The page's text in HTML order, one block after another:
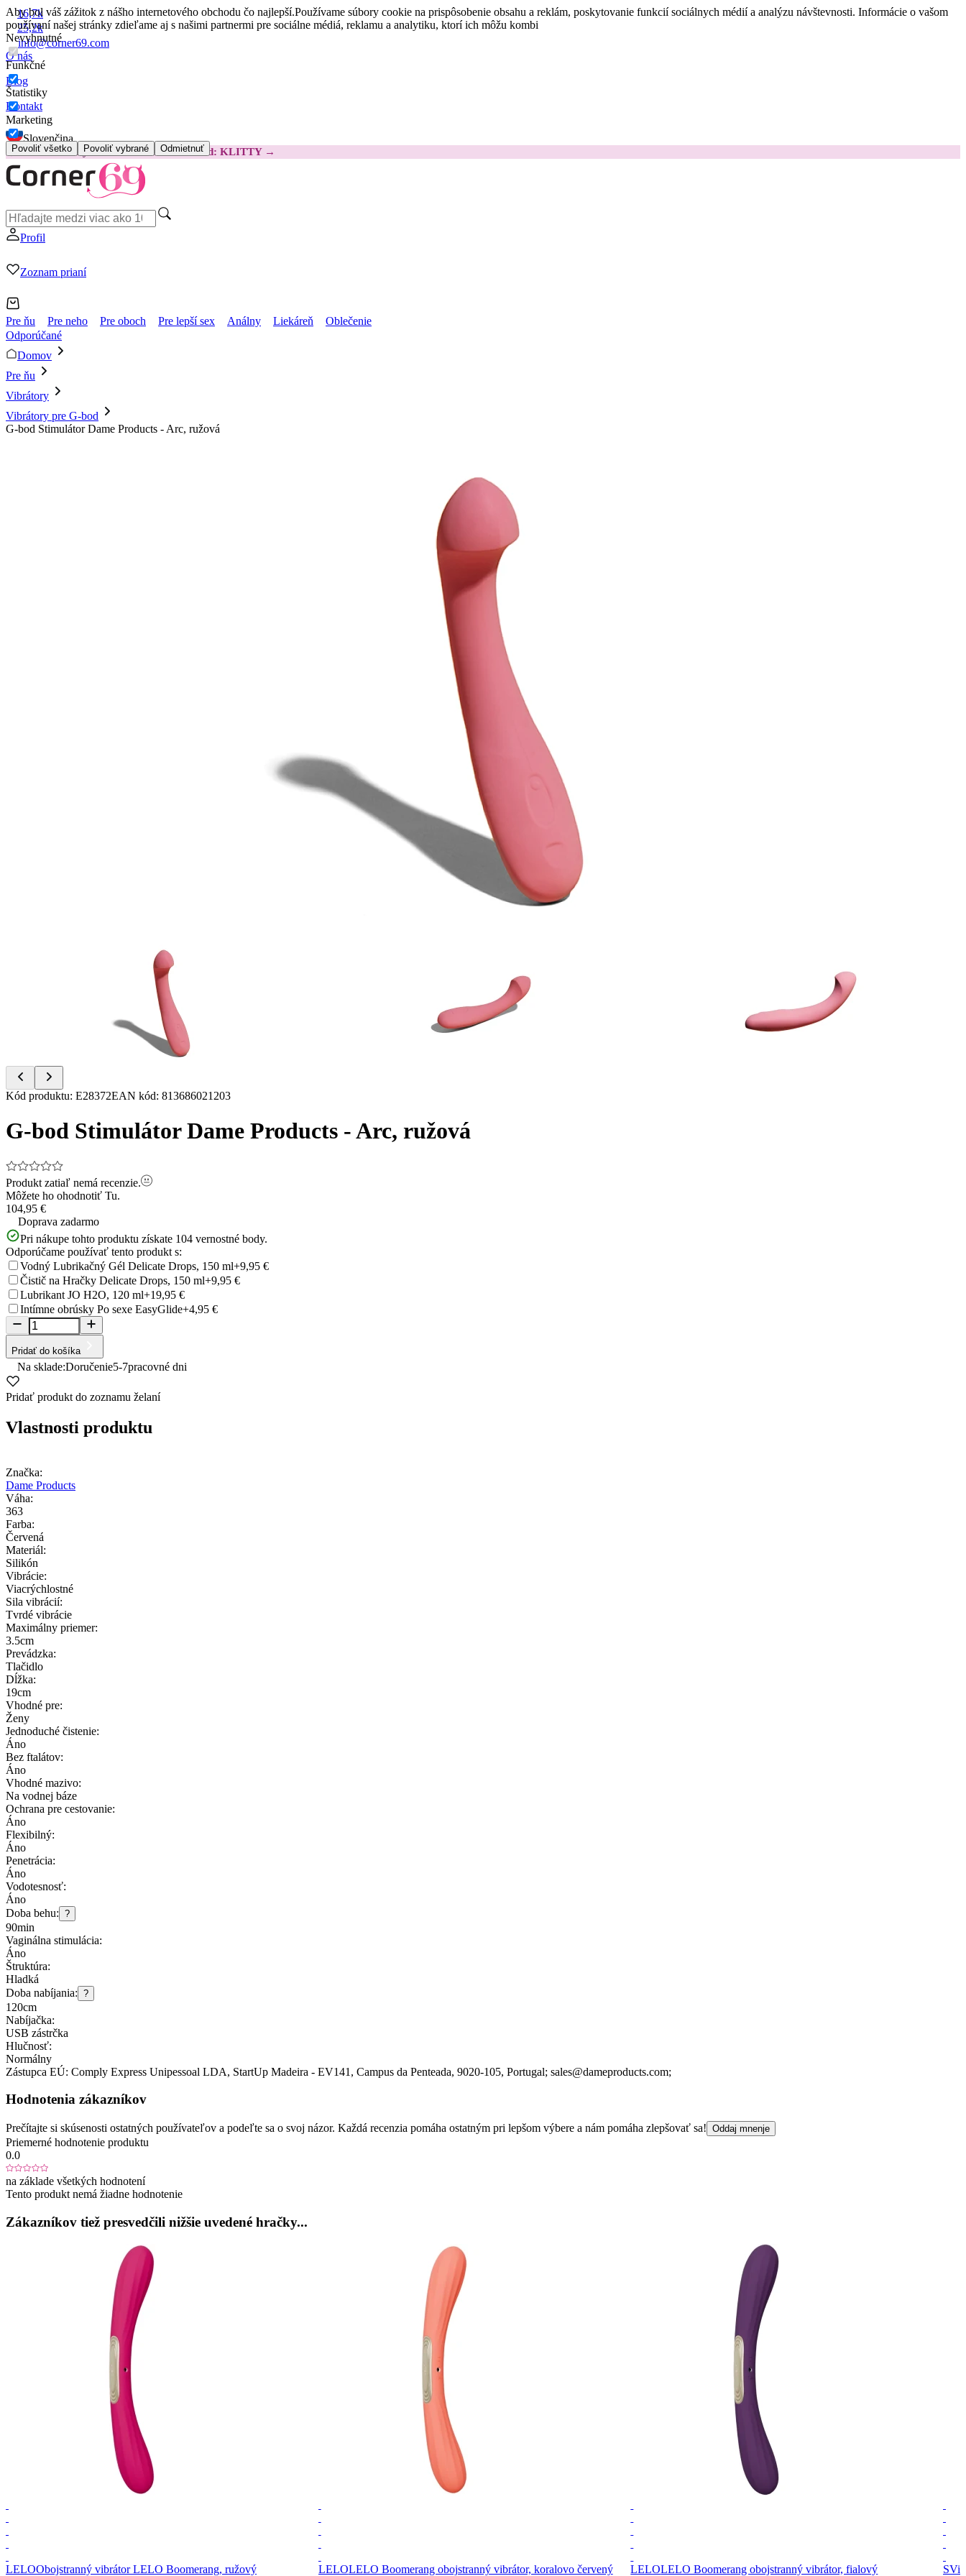
Aby bol váš zážitok z nášho internetového obchodu čo najlepší.Používame súbory cookie na prispôsobenie obsahu a reklám, poskytovanie funkcií sociálnych médií a analýzu návštevnosti. Informácie o vašom
používaní našej stránky zdieľame aj s našimi partnermi pre sociálne médiá, reklamu a analytiku, ktorí ich môžu kombi
Nevyhnutné
Funkčné
Štatistiky
Marketing
Povoliť všetko Povoliť vybrané Odmietnuť
16,7k
25,2k
info@corner69.com
O nás
Blog
Kontakt
Slovenčina
😽Svakom Klitty: O 15 € LACNEJŠIEKód: KLITTY →
Profil
Zoznam prianí
Pre ňu Pre neho Pre oboch Pre lepší sex Análny Liekáreň
Oblečenie
Odporúčané
Domov
Pre ňu
Vibrátory
Vibrátory pre G-bod
G-bod Stimulátor Dame Products - Arc, ružová
Item
of
5
Kód produktu: E28372EAN kód: 813686021203
G-bod Stimulátor Dame Products - Arc, ružová
Produkt zatiaľ nemá recenzie.
Môžete ho ohodnotiť Tu.
104,95 €
Doprava zadarmo
Pri nákupe tohto produktu získate 104 vernostné body.
Odporúčame používať tento produkt s:
Vodný Lubrikačný Gél Delicate Drops, 150 ml+9,95 €
Čistič na Hračky Delicate Drops, 150 ml+9,95 €
Lubrikant JO H2O, 120 ml+19,95 €
Intímne obrúsky Po sexe EasyGlide+4,95 €
Pridať do košíka
Na sklade:Doručenie5-7pracovné dni
Pridať produkt do zoznamu želaní
Vlastnosti produktu
Značka:
Dame Products
Váha:
363
Farba:
Červená
Materiál:
Silikón
Vibrácie:
Viacrýchlostné
Sila vibrácií:
Tvrdé vibrácie
Maximálny priemer:
3.5cm
Prevádzka:
Tlačidlo
Dĺžka:
19cm
Vhodné pre:
Ženy
Jednoduché čistenie:
Áno
Bez ftalátov:
Áno
Vhodné mazivo:
Na vodnej báze
Ochrana pre cestovanie:
Áno
Flexibilný:
Áno
Penetrácia:
Áno
Vodotesnosť:
Áno
Doba behu: ?
90min
Vaginálna stimulácia:
Áno
Štruktúra:
Hladká
Doba nabíjania: ?
120cm
Nabíjačka:
USB zástrčka
Hlučnosť:
Normálny
Zástupca EÚ: Comply Express Unipessoal LDA, StartUp Madeira - EV141, Campus da Penteada, 9020-105, Portugal; sales@dameproducts.com;
Hodnotenia zákazníkov
Prečítajte si skúsenosti ostatných používateľov a podeľte sa o svoj názor. Každá recenzia pomáha ostatným pri lepšom výbere a nám pomáha zlepšovať sa! Oddaj mnenje
Priemerné hodnotenie produktu
0.0
na základe všetkých hodnotení
Tento produkt nemá žiadne hodnotenie
Zákazníkov tiež presvedčili nižšie uvedené hračky...
LELOObojstranný vibrátor LELO Boomerang, ružový
LELOLELO Boomerang obojstranný vibrátor, koralovo červený
LELOLELO Boomerang obojstranný vibrátor, fialový